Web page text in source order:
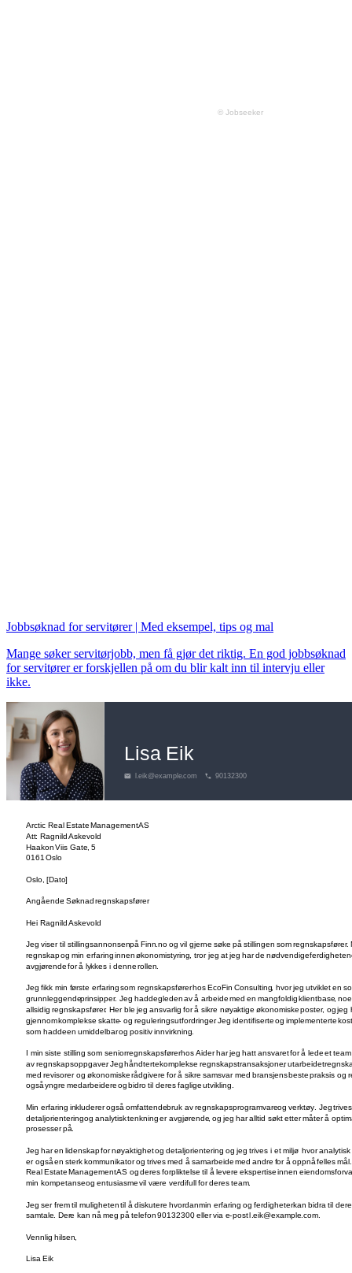
Jobbsøknad for servitører | Med eksempel, tips og mal
Mange søker servitørjobb, men få gjør det riktig. En god jobbsøknad
for servitører er forskjellen på om du blir kalt inn til intervju eller
ikke.